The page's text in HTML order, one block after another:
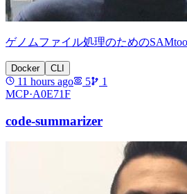
ゲノムファイル処理のための
Docker CLI
11 hours ago 5
1
MCP·A0E71F
code-summarizer